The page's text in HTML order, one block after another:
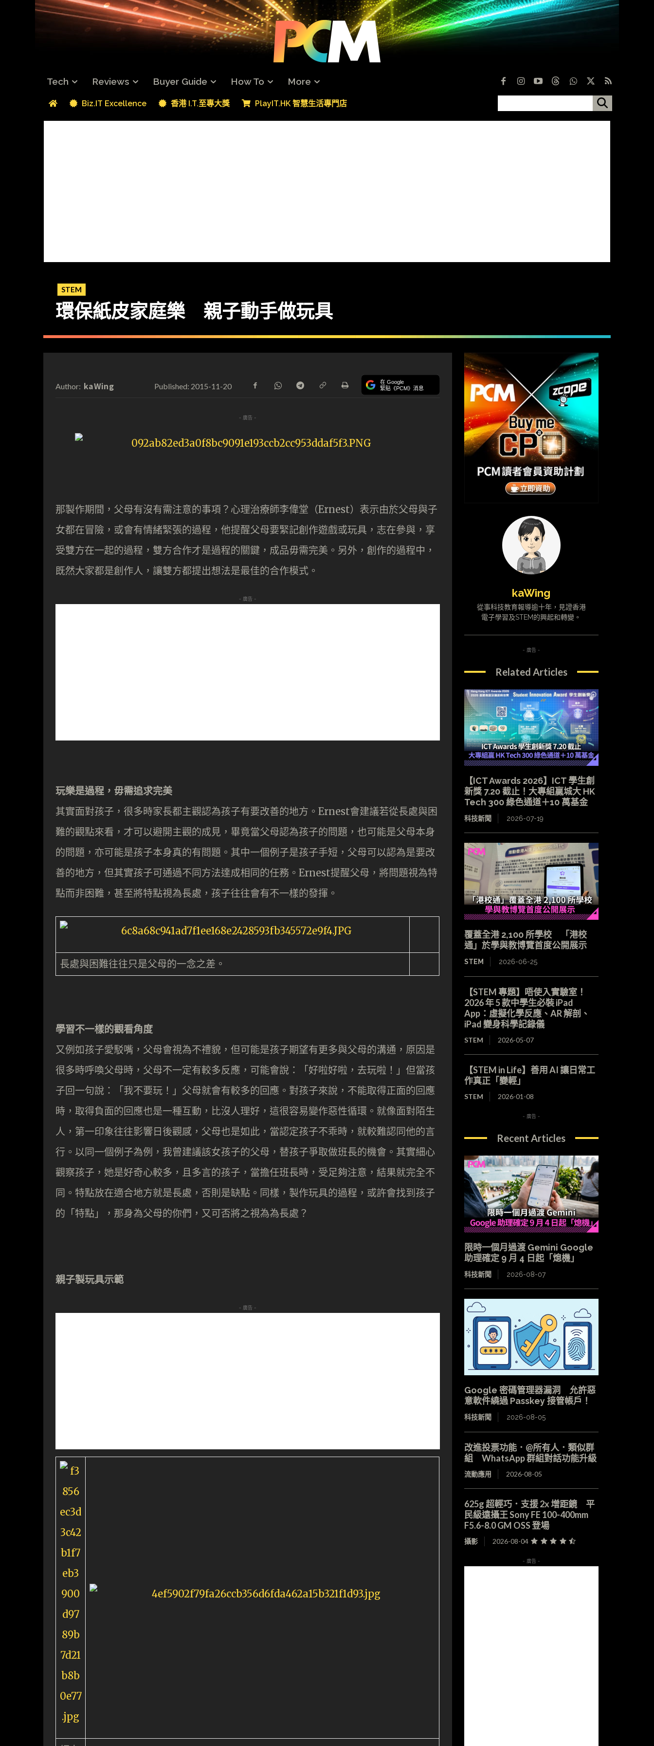
Tech Reviews Buyer Guide How To More
Biz.IT Excellence 香港 I.T.至專大獎 PlayIT.HK 智慧生活專門店
STEM
環保紙皮家庭樂 親子動手做玩具
Author: kaWing Published: 2015-11-20 在 Google
緊貼《PCM》消息
- 廣告 -
那製作期間，父母有沒有需注意的事項？心理治療師李偉堂（Ernest）表示由於父母與子
女都在冒險，或會有情緒緊張的過程，他提醒父母要緊記創作遊戲或玩具，志在參與，享
受雙方在一起的過程，雙方合作才是過程的關鍵，成品毋需完美。另外，創作的過程中，
既然大家都是創作人，讓雙方都提出想法是最佳的合作模式。
- 廣告 -
玩樂是過程，毋需追求完美
其實面對孩子，很多時家長都主觀認為孩子有要改善的地方。Ernest會建議若從長處與困
難的觀點來看，才可以避開主觀的成見，畢竟當父母認為孩子的問題，也可能是父母本身
的問題，亦可能是孩子本身真的有問題。其中一個例子是孩子手短，父母可以認為是要改
善的地方，但其實孩子可通過不同方法達成相同的任務。Ernest提醒父母，將問題視為特
點而非困難，甚至將特點視為長處，孩子往往會有不一樣的發揮。
長處與困難往往只是父母的一念之差。
學習不一樣的觀看角度
又例如孩子愛駁嘴，父母會視為不禮貌，但可能是孩子期望有更多與父母的溝通，原因是
很多時呼喚父母時，父母不一定有較多反應，可能會說：「好啦好啦，去玩啦！」但當孩
子回一句說：「我不要玩！」父母就會有較多的回應。對孩子來說，不能取得正面的回應
時，取得負面的回應也是一種互動，比沒人理好，這很容易變作惡性循環。就像面對陌生
人，第一印象往往影響日後觀感，父母也是如此，當認定孩子不乖時，就較難認同他的言
行。以同一個例子為例，我曾建議該女孩子的父母，替孩子爭取做班長的機會。其實細心
觀察孩子，她是好奇心較多，且多言的孩子，當擔任班長時，受足夠注意，結果就完全不
同。特點放在適合地方就是長處，否則是缺點。同樣，製作玩具的過程，或許會找到孩子
的「特點」，那身為父母的你們，又可否將之視為為長處？
親子製玩具示範
- 廣告 -
kaWing
從事科技教育報導逾十年，見證香港
電子學習及STEM的興起和轉變。
- 廣告 -
Related Articles
【ICT Awards 2026】ICT 學生創
新獎 7.20 截止！大專組贏城大 HK
Tech 300 綠色通道＋10 萬基金
科技新聞 2026-07-19
覆蓋全港 2,100 所學校 「港校
通」於學與教博覽首度公開展示
STEM 2026-06-25
【STEM 專題】唔使入實驗室！
2026 年 5 款中學生必裝 iPad
App：虛擬化學反應、AR 解剖、
iPad 變身科學記錄儀
STEM 2026-05-07
【STEM in Life】善用 AI 讓日常工
作真正「變輕」
STEM 2026-01-08
- 廣告 -
Recent Articles
限時一個月過渡 Gemini Google
助理確定 9 月 4 日起「熄機」
科技新聞 2026-08-07
Google 密碼管理器漏洞 允許惡
意軟件繞過 Passkey 接管帳戶！
科技新聞 2026-08-05
改進投票功能．@所有人．類似群
組 WhatsApp 群組對話功能升級
流動應用 2026-08-05
625g 超輕巧．支援 2x 增距鏡 平
民級遠攝王 Sony FE 100-400mm
F5.6-8.0 GM OSS 登場
攝影 2026-08-04
- 廣告 -